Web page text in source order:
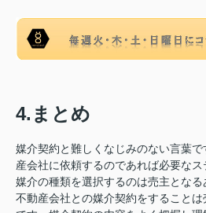
4.まとめ
媒介契約と難しくなじみのない言葉
産会社に依頼するのであれば必要なス
媒介の種類を選択するのは売主とな
不動産会社との媒介契約をすること